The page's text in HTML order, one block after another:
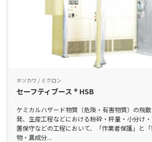
ホソカワ / ミクロン
セーフティブース ® HSB
ケミカルハザード物質（危険・有害物質）の飛
発、生産工程などにおける粉砕・秤量・小分け
置保守などの工程において、「作業者保護」と
物・異成分...